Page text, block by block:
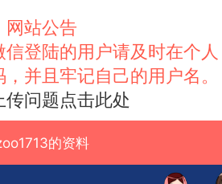
网站公告
信登陆的用户请及时在个人
并且牢记自己的用户名。
传问题点击此处
的资料